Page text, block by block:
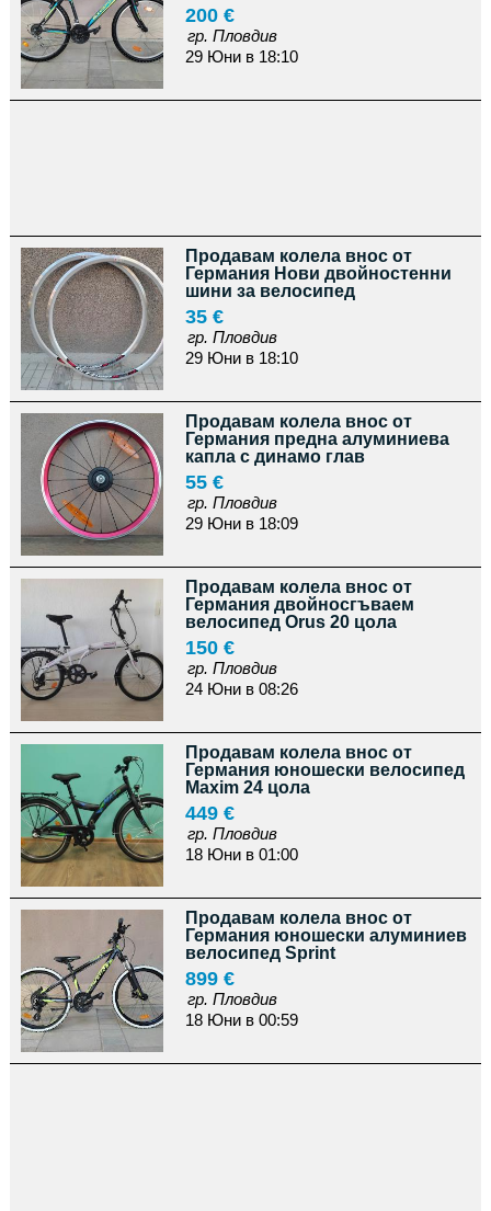
200 €
гр. Пловдив
29 Юни в 18:10
Продавам колела внос от
Германия Нови двойностенни
шини за велосипед
35 €
гр. Пловдив
29 Юни в 18:10
Продавам колела внос от
Германия предна алуминиева
капла с динамо глав
55 €
гр. Пловдив
29 Юни в 18:09
Продавам колела внос от
Германия двойносгъваем
велосипед Orus 20 цола
150 €
гр. Пловдив
24 Юни в 08:26
Продавам колела внос от
Германия юношески велосипед
Maxim 24 цола
449 €
гр. Пловдив
18 Юни в 01:00
Продавам колела внос от
Германия юношески алуминиев
велосипед Sprint
899 €
гр. Пловдив
18 Юни в 00:59